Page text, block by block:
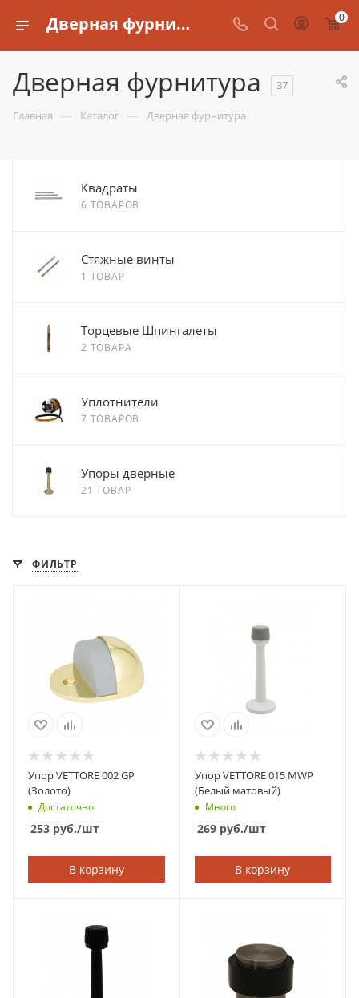
Дверная фурнитура 0
Дверная фурнитура 37
Главная — Каталог — Дверная фурнитура
Квадраты
6 ТОВАРОВ
Стяжные винты
1 ТОВАР
Торцевые Шпингалеты
2 ТОВАРА
Уплотнители
7 ТОВАРОВ
Упоры дверные
21 ТОВАР
ФИЛЬТР
Упор VETTORE 002 GP
(Золото)
Достаточно
253 руб./шт
В корзину
Упор VETTORE 015 MWP
(Белый матовый)
Много
269руб./шт
В корзину